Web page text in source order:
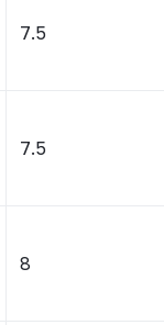
7.5
7.5
8